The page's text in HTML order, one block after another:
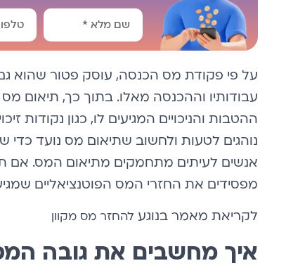
Alternative:
על פי פקודת מס הכנסה, עוסק פטור שהוא
עבודותיו וההכנסה מאלו. בתוך כך,
ההטבות והניכויים המגיעים לו, כגון נקודות
נוהגים לטעות ולחשוב שתיאום מס נועד כדי
אנשים לעיתים מתחמקים מתיאום המס. אם
מפסידים את החזרי המס הפוטנציאליים
לקריאת מאמר בנוגע להחזר מס מקוון
איך מחשבים את גובה